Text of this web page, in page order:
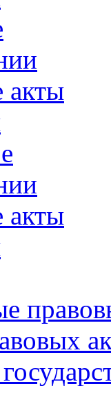
акты
акты